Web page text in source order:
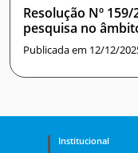
Resolução Nº
pesquisa no
Publicada em 12/12/
Institucional